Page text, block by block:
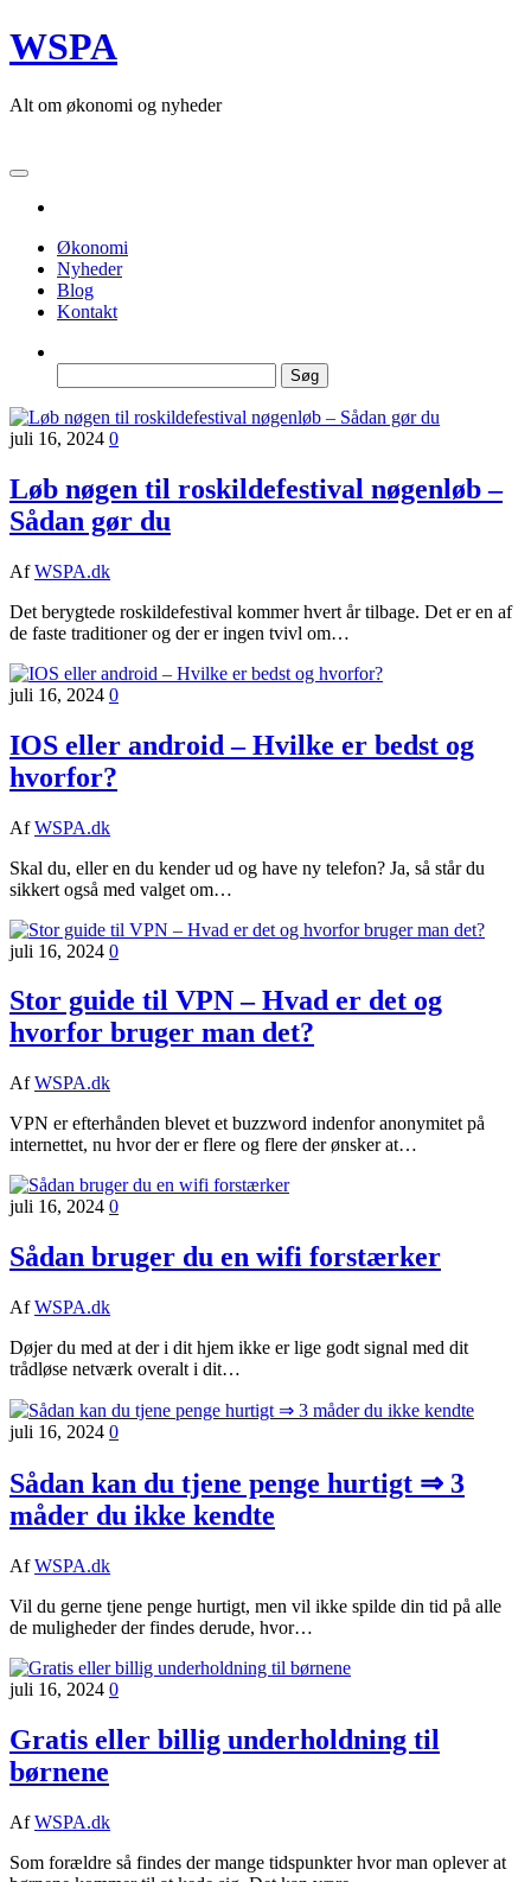
Skip
to
content
WSPA
Alt om økonomi og nyheder
Økonomi
Nyheder
Blog
Kontakt
efter:
juli 16, 2024 0
Løb nøgen til roskildefestival nøgenløb –
Sådan gør du
Af WSPA.dk
Det berygtede roskildefestival kommer hvert år tilbage. Det er en af
de faste traditioner og der er ingen tvivl om…
juli 16, 2024 0
IOS eller android – Hvilke er bedst og
hvorfor?
Af WSPA.dk
Skal du, eller en du kender ud og have ny telefon? Ja, så står du
sikkert også med valget om…
juli 16, 2024 0
Stor guide til VPN – Hvad er det og
hvorfor bruger man det?
Af WSPA.dk
VPN er efterhånden blevet et buzzword indenfor anonymitet på
internettet, nu hvor der er flere og flere der ønsker at…
juli 16, 2024 0
Sådan bruger du en wifi forstærker
Af WSPA.dk
Døjer du med at der i dit hjem ikke er lige godt signal med dit
trådløse netværk overalt i dit…
juli 16, 2024 0
Sådan kan du tjene penge hurtigt ⇒ 3
måder du ikke kendte
Af WSPA.dk
Vil du gerne tjene penge hurtigt, men vil ikke spilde din tid på alle
de muligheder der findes derude, hvor…
juli 16, 2024 0
Gratis eller billig underholdning til
børnene
Af WSPA.dk
Som forældre så findes der mange tidspunkter hvor man oplever at